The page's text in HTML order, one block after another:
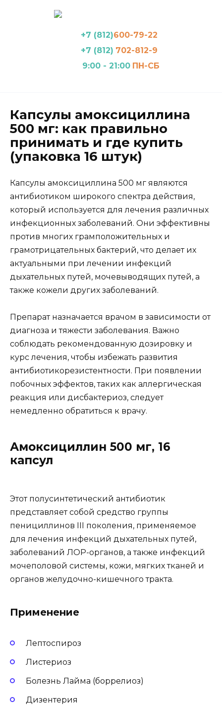
+7 (812)600-79-22
+7 (812) 702-812-9
9:00 - 21:00 ПН-СБ
Капсулы амоксициллина
500 мг: как правильно
принимать и где купить
(упаковка 16 штук)
Капсулы амоксициллина 500 мг являются
антибиотиком широкого спектра действия,
который используется для лечения различных
инфекционных заболеваний. Они эффективны
против многих грамположительных и
грамотрицательных бактерий, что делает их
актуальными при лечении инфекций
дыхательных путей, мочевыводящих путей, а
также кожели других заболеваний.
Препарат назначается врачом в зависимости от
диагноза и тяжести заболевания. Важно
соблюдать рекомендованную дозировку и
курс лечения, чтобы избежать развития
антибиотикорезистентности. При появлении
побочных эффектов, таких как аллергическая
реакция или дисбактериоз, следует
немедленно обратиться к врачу.
Амоксициллин 500 мг, 16
капсул
Этот полусинтетический антибиотик
представляет собой средство группы
пенициллинов III поколения, применяемое
для лечения инфекций дыхательных путей,
заболеваний ЛОР-органов, а также инфекций
мочеполовой системы, кожи, мягких тканей и
органов желудочно-кишечного тракта.
Применение
Лептоспироз
Листериоз
Болезнь Лайма (боррелиоз)
Дизентерия